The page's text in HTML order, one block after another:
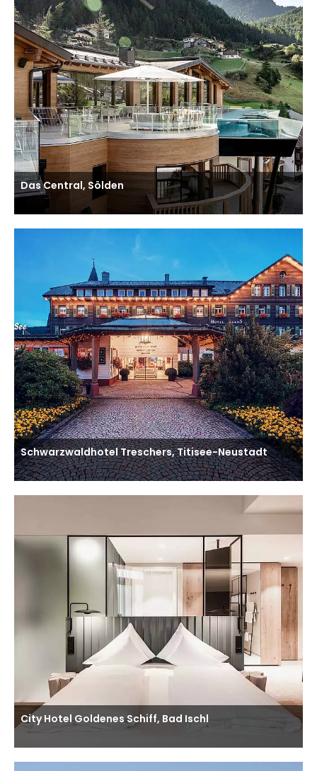
Das Central, Sölden
Schwarzwaldhotel Treschers, Titisee-Neustadt
City Hotel Goldenes Schiff, Bad Ischl